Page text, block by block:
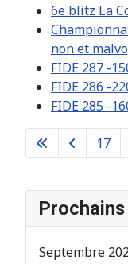
Septembre
6e blitz La
non et
FIDE 287 -
FIDE 286 -
FIDE 285 -
17